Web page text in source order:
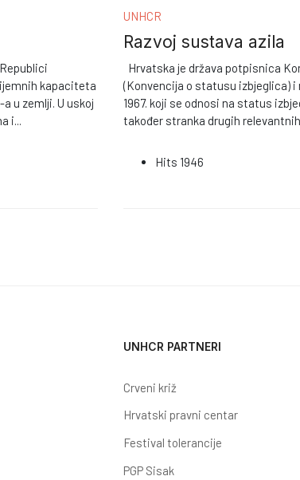
kapaciteta
u zemlji. U uskoj
i...
UNHCR
Razvoj sustava azila
Hrvatska je država potpisnica
(Konvencija o statusu izbjeglica) i
1967. koji se odnosi na status
također stranka drugih relevantnih
Hits 1946
UNHCR PARTNERI
Crveni križ
Hrvatski pravni centar
Festival tolerancije
PGP Sisak